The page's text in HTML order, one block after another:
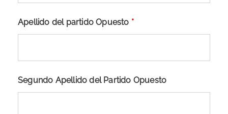
Apellido del partido Opuesto *
Segundo Apellido del Partido Opuesto